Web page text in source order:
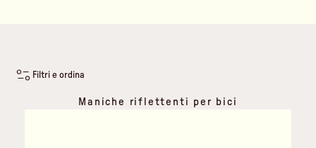
Filtri e ordina
Maniche riflettenti per bici